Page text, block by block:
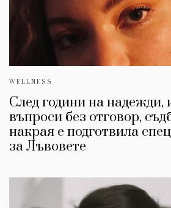
WELLNESS
След години на надежди,
въпроси без отговор,
накрая е подготвила
за Лъвовете